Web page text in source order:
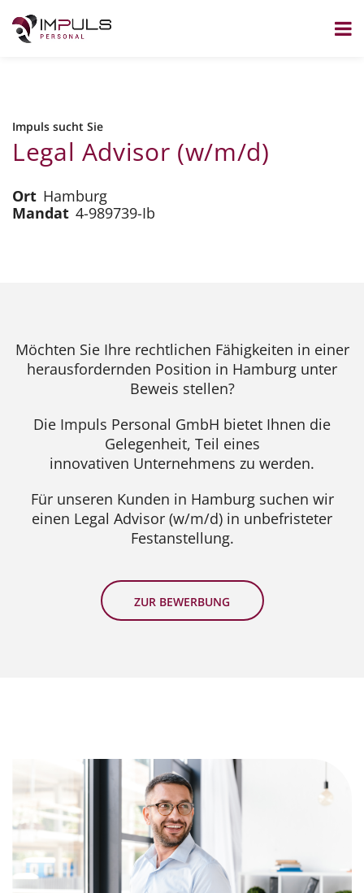
Impuls sucht Sie
Legal Advisor (w/m/d)
Ort Hamburg
Mandat 4-989739-Ib
Möchten Sie Ihre rechtlichen Fähigkeiten in einer
herausfordernden Position in Hamburg unter
Beweis stellen?
Die Impuls Personal GmbH bietet Ihnen die
Gelegenheit, Teil eines
innovativen Unternehmens zu werden.
Für unseren Kunden in Hamburg suchen wir
einen Legal Advisor (w/m/d) in unbefristeter
Festanstellung.
ZUR BEWERBUNG